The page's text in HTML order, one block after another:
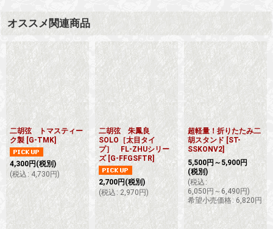
オススメ関連商品
二胡弦 トマスティー
ク製 [G-TMK]
4,300円(税別)
(税込 : 4,730 円)
二胡弦 朱鳳良
SOLO［太目タイ
プ］ FL-ZHUシリー
ズ [G-FFGSFTR]
2,700円 (税別)
(税込: 2,970 円)
超軽量！折りたたみ二
胡スタンド [ST-
SSKONV2]
5,500円 ～5,900円
(税別)
(税込:
6,050 円 ～6,490円)
希望小売価格: 6,820円